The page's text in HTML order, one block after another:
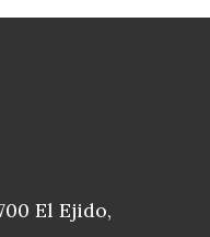
El Ejido,